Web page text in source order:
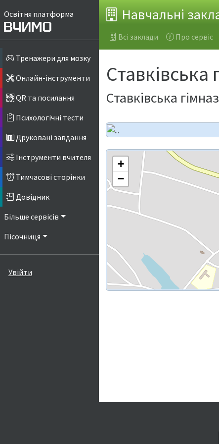
Освітня платформа
Тренажери для мозку
Онлайн-інструменти
QR та посилання
Психологічні тести
Друковані завдання
Інструменти вчителя
Тимчасові сторінки
Довідник
Більше сервісів
Пісочниця
Увійти
Навчальні
Всі заклади Про сервіс
Ставківська
Ставківська
+
−